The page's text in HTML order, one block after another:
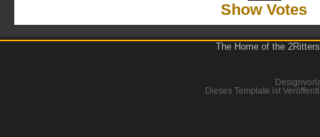
Show Votes
The Home of the
Dieses Template ist